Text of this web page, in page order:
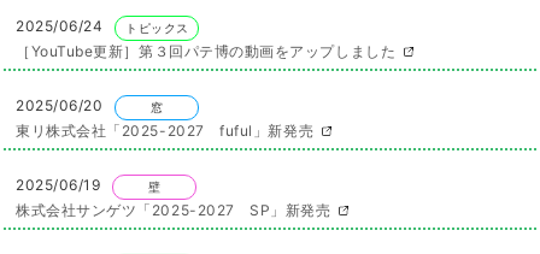
2025/06/24 トピックス
［YouTube更新］第３回パテ博の動画をアップしました
2025/06/20 窓
東リ株式会社「2025-2027 fuful」新発売
2025/06/19 壁
株式会社サンゲツ「2025-2027 SP」新発売